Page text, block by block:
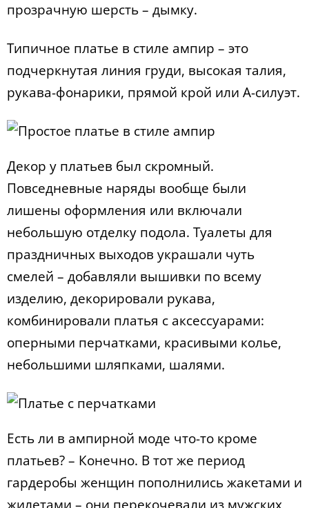
прозрачную шерсть – дымку.
Типичное платье в стиле ампир – это
подчеркнутая линия груди, высокая талия,
рукава-фонарики, прямой крой или A-силуэт.
Декор у платьев был скромный.
Повседневные наряды вообще были
лишены оформления или включали
небольшую отделку подола. Туалеты для
праздничных выходов украшали чуть
смелей – добавляли вышивки по всему
изделию, декорировали рукава,
комбинировали платья с аксессуарами:
оперными перчатками, красивыми колье,
небольшими шляпками, шалями.
Есть ли в ампирной моде что-то кроме
платьев? – Конечно. В тот же период
гардеробы женщин пополнились жакетами и